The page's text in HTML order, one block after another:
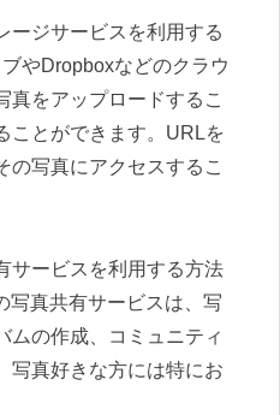
ージサービスを利用する
やDropboxなどのクラウ
真をアップロードするこ
ことができます。URLを
の写真にアクセスするこ
サービスを利用する方法
写真共有サービスは、写
ムの作成、コミュニティ
写真好きな方には特にお